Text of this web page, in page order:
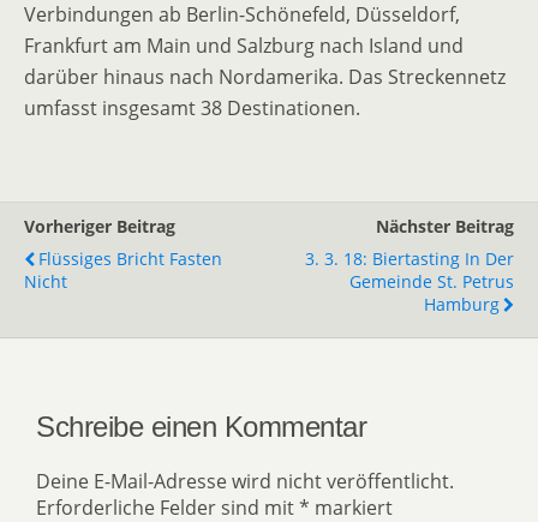
Verbindungen ab Berlin-Schönefeld, Düsseldorf,
Frankfurt am Main und Salzburg nach Island und
darüber hinaus nach Nordamerika. Das Streckennetz
umfasst insgesamt 38 Destinationen.
Vorheriger Beitrag
Flüssiges Bricht Fasten
Nicht
Nächster Beitrag
3. 3. 18: Biertasting In Der
Gemeinde St. Petrus
Hamburg
Schreibe einen Kommentar
Deine E-Mail-Adresse wird nicht veröffentlicht.
Erforderliche Felder sind mit* markiert